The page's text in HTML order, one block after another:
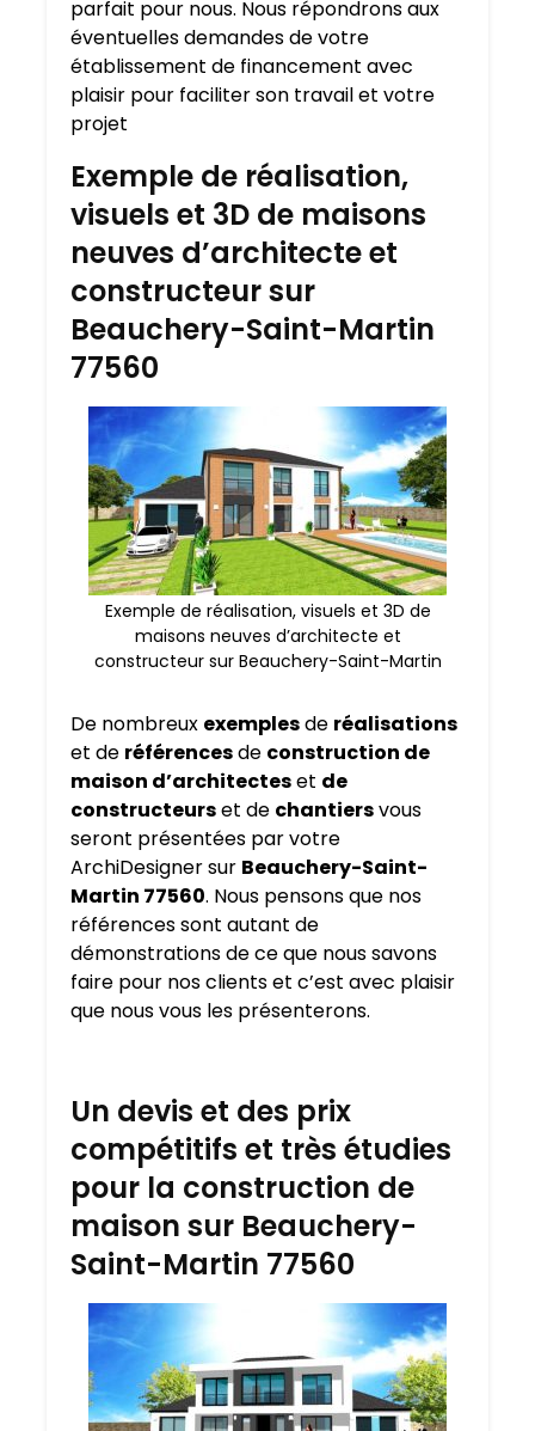
parfait pour nous. Nous répondrons aux
éventuelles demandes de votre
établissement de financement avec
plaisir pour faciliter son travail et votre
projet
Exemple de réalisation,
visuels et 3D de maisons
neuves d’architecte et
constructeur sur
Beauchery-Saint-Martin
77560
Exemple de réalisation, visuels et 3D de
maisons neuves d’architecte et
constructeur sur Beauchery-Saint-Martin
De nombreux exemplesde réalisations
et de référencesde construction de
maison d’architecteset de
constructeurset de chantiersvous
seront présentées par votre
ArchiDesigner sur Beauchery-Saint-
Martin 77560. Nous pensons que nos
références sont autant de
démonstrations de ce que nous savons
faire pour nos clients et c’est avec plaisir
que nous vous les présenterons.
Un devis et des prix
compétitifs et très étudies
pour la construction de
maison sur Beauchery-
Saint-Martin 77560